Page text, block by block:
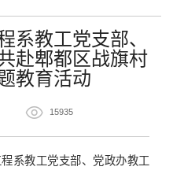
系教工党支部、
赴郫都区战旗村
教育活动
15935
系教工党支部、党政办教工